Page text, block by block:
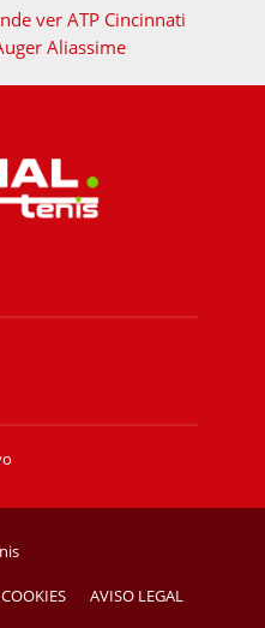
ver ATP Cincinnati
Aliassime
COOKIES AVISO LEGAL